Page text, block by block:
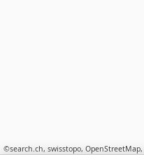
©search.ch, swisstopo, OpenStreetMap,